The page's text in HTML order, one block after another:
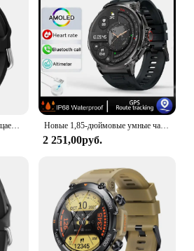
1,83-дюймовые водонепроницаемые умные часы с уведомлением на вызов, мониторинг сна, спортивные шагомеры, оповещения о информации для iPhone Android Новые 1,85-дюймовые умные часы Ultra HD с GPS-треком, Bluetooth-звонком, 710 мАч, большой аккумулятор, спортивные умные часы для фитнеса для Huawei Xiaomi
2 251,00руб.